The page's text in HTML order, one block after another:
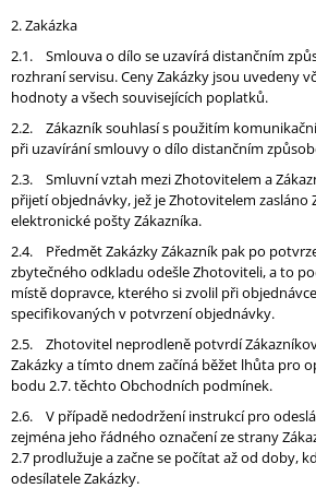
2. Zakázka
2.1. Smlouva o dílo se uzavírá distančním
rozhraní servisu. Ceny Zakázky jsou uvedeny
hodnoty a všech souvisejících poplatků.
2.2. Zákazník souhlasí s použitím
při uzavírání smlouvy o dílo distančním
2.3. Smluvní vztah mezi Zhotovitelem a
přijetí objednávky, jež je Zhotovitelem zasláno
elektronické pošty Zákazníka.
2.4. Předmět Zakázky Zákazník pak po
zbytečného odkladu odešle Zhotoviteli, a to
místě dopravce, kterého si zvolil při
specifikovaných v potvrzení objednávky.
2.5. Zhotovitel neprodleně potvrdí
Zakázky a tímto dnem začíná běžet lhůta pro
bodu 2.7. těchto Obchodních podmínek.
2.6. V případě nedodržení instrukcí pro
zejména jeho řádného označení ze strany
2.7 prodlužuje a začne se počítat až od doby,
odesílatele Zakázky.